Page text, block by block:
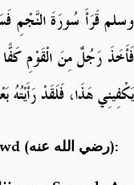
وسلم قَرَأَ سُورَةَ النَّجْمِ
فَأَخَذَ رَجُلٌ مِنَ الْقَوْمِ
يَكْفِينِي هَذَا، فَلَقَدْ رَأَيْتُهُ
(رضي الله عنه):